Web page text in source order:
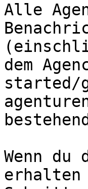
Alle
dem
started/
Wenn
erhalten